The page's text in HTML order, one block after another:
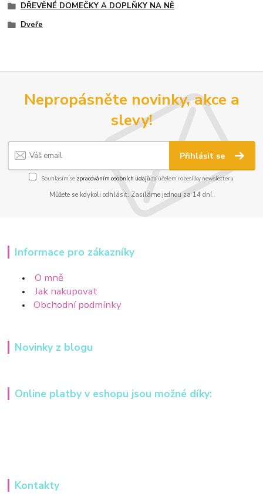
DŘEVĚNÉ DOMEČKY A DOPLŇKY NA NĚ
Dveře
Nepropásněte novinky, akce a
slevy!
Přihlásit se
Souhlasím se zpracováním osobních údajůza účelem rozesílky newsletteru.
Můžete se kdykoli odhlásit. Zasíláme jednou za 14 dní.
Informace pro zákazníky
O mně
Jak nakupovat
Obchodní podmínky
Novinky z blogu
Online platby v eshopu jsou možné díky:
Kontakty